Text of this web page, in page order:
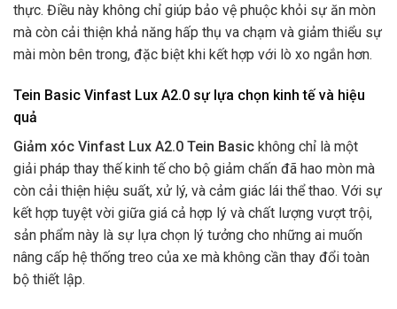
thực. Điều này không chỉ giúp bảo vệ phuộc khỏi sự ăn mòn
mà còn cải thiện khả năng hấp thụ va chạm và giảm thiểu sự
mài mòn bên trong, đặc biệt khi kết hợp với lò xo ngắn hơn.
Tein Basic Vinfast Lux A2.0 sự lựa chọn kinh tế và hiệu
quả
Giảm xóc Vinfast Lux A2.0 Tein Basic không chỉ là một
giải pháp thay thế kinh tế cho bộ giảm chấn đã hao mòn mà
còn cải thiện hiệu suất, xử lý, và cảm giác lái thể thao. Với sự
kết hợp tuyệt vời giữa giá cả hợp lý và chất lượng vượt trội,
sản phẩm này là sự lựa chọn lý tưởng cho những ai muốn
nâng cấp hệ thống treo của xe mà không cần thay đổi toàn
bộ thiết lập.